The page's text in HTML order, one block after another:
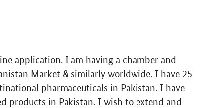
application. I am having a chamber and
Market & similarly worldwide. I have 25
pharmaceuticals in Pakistan. I have
products in Pakistan. I wish to extend and